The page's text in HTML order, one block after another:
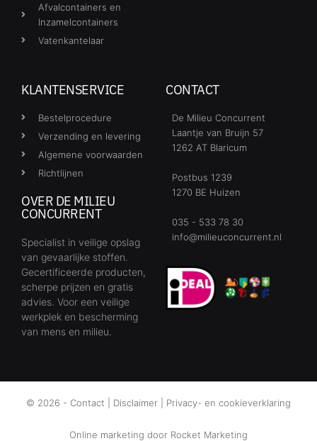
Afvalcontainers en
Inzamelcontainers
Vatenkantelaar
KLANTENSERVICE
Bestelprocedure
Verzending en levering
Algemene voorwaarden
Richtlijnen
OVER DE MILIEU
CONCURRENT
Specialist in veilige opslag
van gevaarlijke stoffen.
Gecertificeerde producten,
scherpe prijzen en gratis
advies. Voor een veilige
werkplek en bescherming
van mens en milieu.
CONTACT
De Milieu Concurrent
Laantje van Bruijn 57
1262 AT Blaricum
Postbus 1239
1270 BE Huizen
035 - 533 78 30
info@milieuconcurrent.nl
© 2026 - Contact Disclaimer Privacy- en cookieverklaring
Online marketing door Rocket Marketing